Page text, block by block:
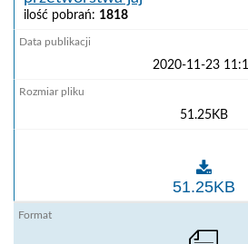
ilość pobrań: 1818
2020-11-23
51.25KB
Rosja - lista uprawnionych
51.25KB